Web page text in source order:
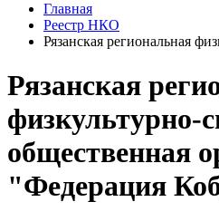
Главная
Реестр НКО
Рязанская региональная
Рязанская
физкультурно-
общественная
"Федерация